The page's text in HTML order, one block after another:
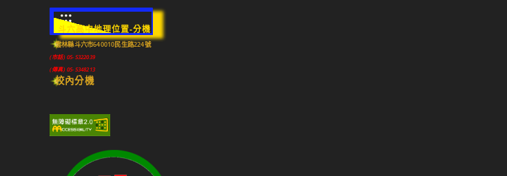
:::
斗六高中地理位置-分機
雲林縣斗六市640010民生路224號
(市話) 05-5322039
(傳真) 05-5348213
校內分機